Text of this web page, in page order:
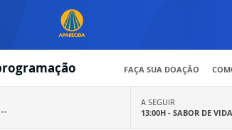
FAÇA SUA DOAÇÃO
A SEGUIR
13:00H - SABOR DE VIDA